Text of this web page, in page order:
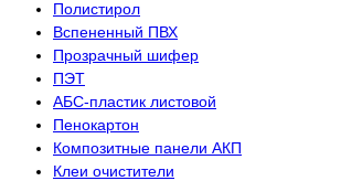
Полистирол
Вспененный ПВХ
Прозрачный шифер
ПЭТ
АБС-пластик листовой
Пенокартон
Композитные панели АКП
Клеи очистители